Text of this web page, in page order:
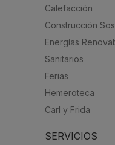
Calefacción
Construcción
Energías
Sanitarios
Ferias
Hemeroteca
Carl y Frida
SERVICIOS